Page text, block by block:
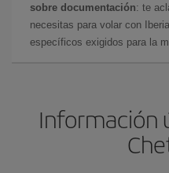
sobre documentación: te
necesitas para volar con
específicos exigidos para la
Información